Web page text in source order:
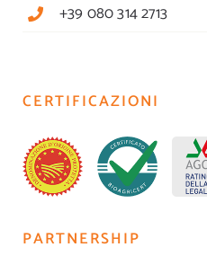
+39 080 314 2713
CERTIFICAZIONI
PARTNERSHIP